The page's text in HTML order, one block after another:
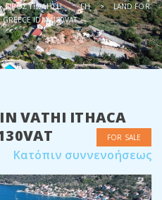
ΠΡΟΣ ΠΏΛΗΣΗ , ΓΗ >
LAND FOR
IDMV130VAT
VATHI ITHACA
FOR SALE
Κατόπιν συννενοήσεως